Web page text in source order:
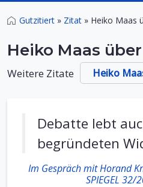
Gutzitiert » Zitat » Heiko Maas
Heiko Maas
Weitere Zitate Heiko
Debatte lebt
begründeten
Im Gespräch mit Horand
SPIEGEL 32/